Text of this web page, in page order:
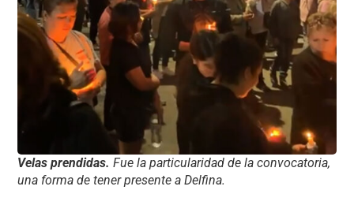
Velas prendidas. Fue la particularidad de la convocatoria,
una forma de tener presente a Delfina.